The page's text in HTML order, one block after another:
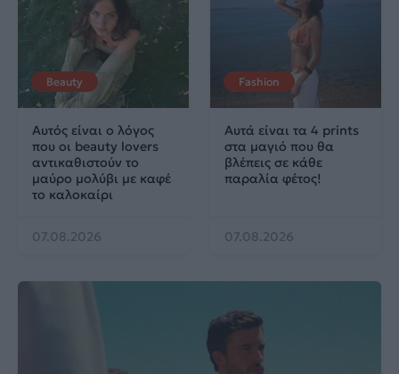
Beauty
Αυτός είναι ο λόγος
που οι beauty lovers
αντικαθιστούν το
μαύρο μολύβι με καφέ
το καλοκαίρι
07.08.2026
Fashion
Αυτά είναι τα 4 prints
στα μαγιό που θα
βλέπεις σε κάθε
παραλία φέτος!
07.08.2026